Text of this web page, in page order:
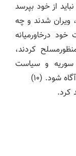
از خود بپرسد
ویران شدند و چه
درخاورمیانه
کردند،
سوریه و سیاست
شود. (۱۰)
کرد.